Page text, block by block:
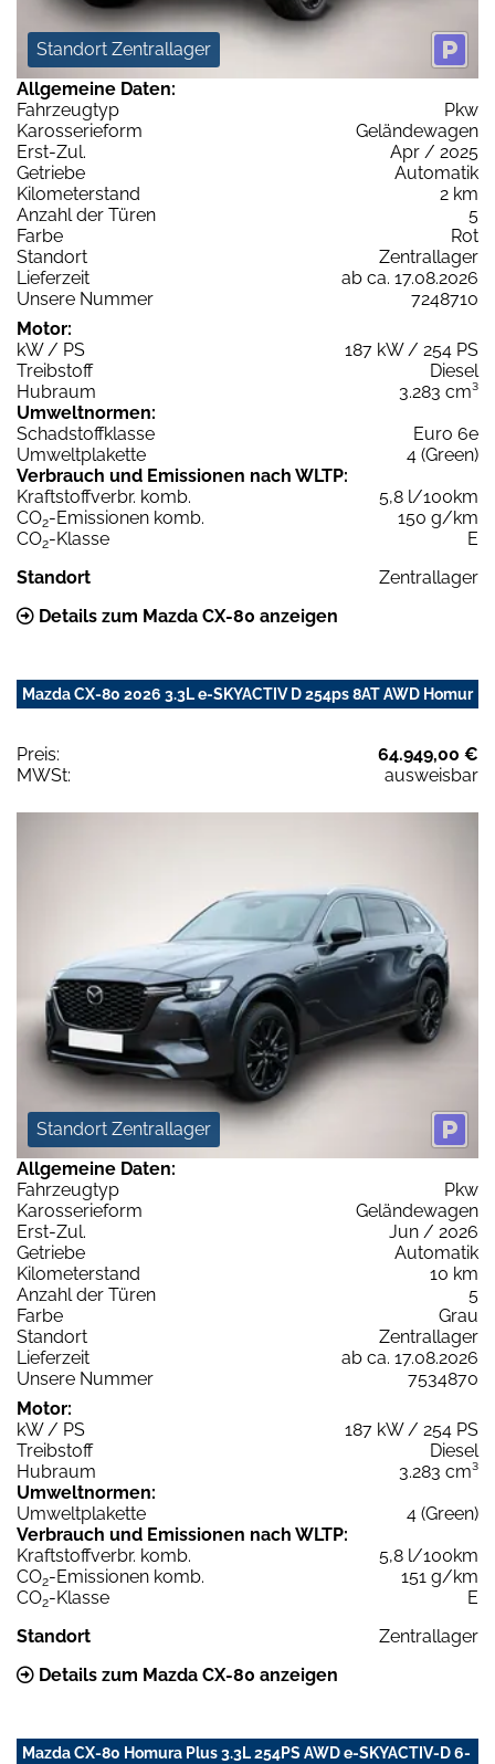
Standort Zentrallager
Allgemeine Daten:
Fahrzeugtyp
Pkw
Karosserieform
Geländewagen
Erst-Zul.
Apr / 2025
Getriebe
Automatik
Kilometerstand
2 km
Anzahl der Türen
5
Farbe
Rot
Standort
Zentrallager
Lieferzeit
ab ca. 17.08.2026
Unsere Nummer
7248710
Motor:
kW / PS
187 kW / 254 PS
Treibstoff
Diesel
Hubraum
3.283 cm³
Umweltnormen:
Schadstoffklasse
Euro 6e
Umweltplakette
4 (Green)
Verbrauch und Emissionen nach WLTP:
Kraftstoffverbr. komb.
5,8 l/100km
CO2-Emissionen komb.
150 g/km
CO2-Klasse
E
Standort
Zentrallager
Details zum Mazda CX-80 anzeigen
Mazda CX-80 2026 3.3L e-SKYACTIV D 254ps 8AT AWD Homur
Preis:
64.949,00 €
MWSt:
ausweisbar
Standort Zentrallager
Allgemeine Daten:
Fahrzeugtyp
Pkw
Karosserieform
Geländewagen
Erst-Zul.
Jun / 2026
Getriebe
Automatik
Kilometerstand
10 km
Anzahl der Türen
5
Farbe
Grau
Standort
Zentrallager
Lieferzeit
ab ca. 17.08.2026
Unsere Nummer
7534870
Motor:
kW / PS
187 kW / 254 PS
Treibstoff
Diesel
Hubraum
3.283 cm³
Umweltnormen:
Umweltplakette
4 (Green)
Verbrauch und Emissionen nach WLTP:
Kraftstoffverbr. komb.
5,8 l/100km
CO2-Emissionen komb.
151 g/km
CO2-Klasse
E
Standort
Zentrallager
Details zum Mazda CX-80 anzeigen
Mazda CX-80 Homura Plus 3.3L 254PS AWD e-SKYACTIV-D 6-